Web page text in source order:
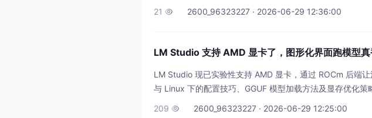
21  2600_96323227 · 2026-06-29 12:36:00
LM Studio 支持 AMD 显卡了，图形化界面跑模型
LM Studio 现已实验性支持 AMD 显卡，通过 ROCm 后端
与 Linux 下的配置技巧、GGUF 模型加载方法及显存优化
209  2600_96323227 · 2026-06-29 12:25:00